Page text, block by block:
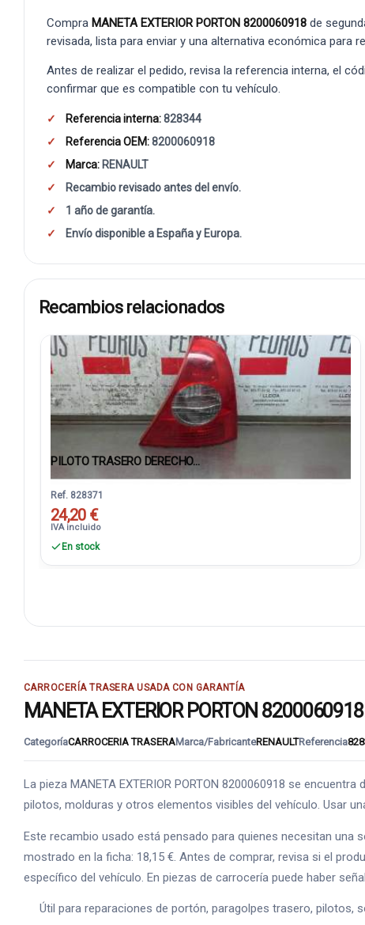
Compra MANETA EXTERIOR PORTON 8200060918 de
revisada, lista para enviar y una alternativa económica para
Antes de realizar el pedido, revisa la referencia interna, el
confirmar que es compatible con tu vehículo.
Referencia interna:828344
Referencia OEM:8200060918
Marca: RENAULT
Recambio revisado antes del envío.
1 año de garantía.
Envío disponible a España y Europa.
Recambios relacionados
PILOTO TRASERO DERECHO...
Ref. 828371
24,20 €
IVA incluido
En stock
CARROCERÍA TRASERA USADA CON GARANTÍA
MANETA EXTERIOR PORTON
CategoríaCARROCERIA TRASERAMarca/FabricanteRENAULTReferencia
La pieza MANETA EXTERIOR PORTON 8200060918 se
pilotos, molduras y otros elementos visibles del vehículo. Usar
Este recambio usado está pensado para quienes necesitan una
mostrado en la ficha: 18,15 €. Antes de comprar, revisa si el
específico del vehículo. En piezas de carrocería puede haber
Útil para reparaciones de portón, paragolpes trasero, pilotos,